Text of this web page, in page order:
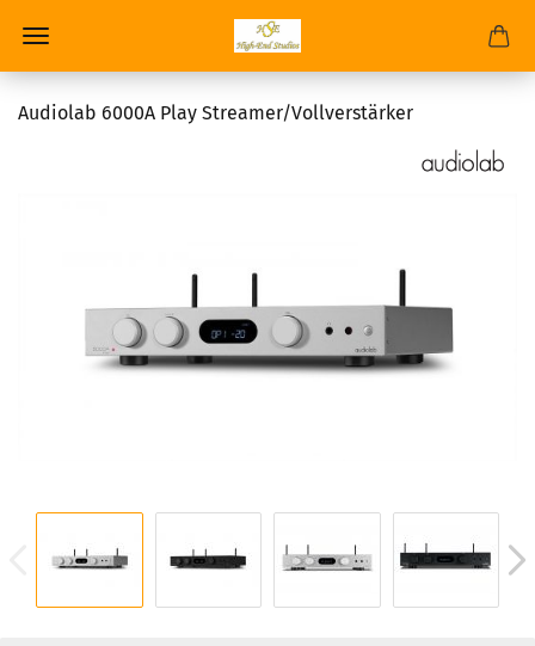
Audiolab 6000A Play Streamer/Vollverstärker